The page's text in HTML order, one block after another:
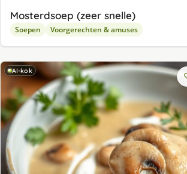
Mosterdsoep (zeer snelle)
Soepen Voorgerechten & amuses
AI-kok